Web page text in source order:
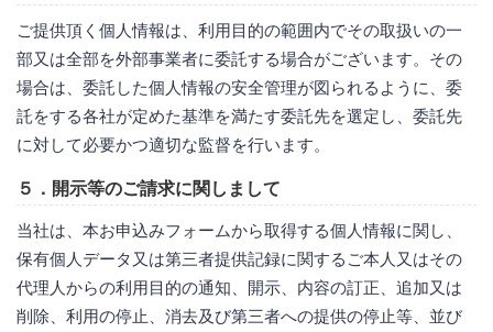
ご提供頂く個人情報は、利用目的の範囲内でその取扱いの一
部又は全部を外部事業者に委託する場合がございます。その
場合は、委託した個人情報の安全管理が図られるように、委
託をする各社が定めた基準を満たす委託先を選定し、委託先
に対して必要かつ適切な監督を行います。
５．開示等のご請求に関しまして
当社は、本お申込みフォームから取得する個人情報に関し、
保有個人データ又は第三者提供記録に関するご本人又はその
代理人からの利用目的の通知、開示、内容の訂正、追加又は
削除、利用の停止、消去及び第三者への提供の停止等、並び